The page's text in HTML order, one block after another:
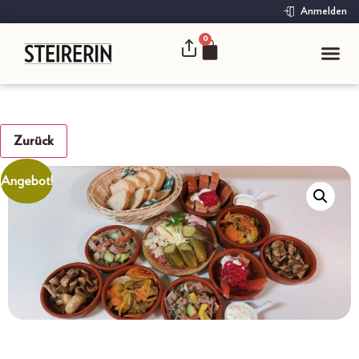
Anmelden
0
Zurück
Angebot!